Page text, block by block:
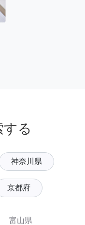
る
神奈川県
京都府
富山県